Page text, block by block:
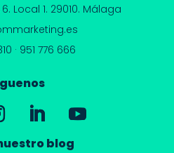
Local 1. 29010. Málaga
· 951 776 666
blog